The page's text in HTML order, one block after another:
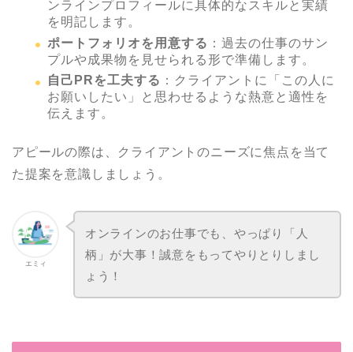
ンラインプロフィールに具体的なスキルと実績
を明記します。
ポートフォリオを用意する ：過去の仕事のサン
プルや成果物を見せられる形で準備します。
自己PRを工夫する ：クライアントに「この人に
お願いしたい」と思わせるような熱意と適性を
伝えます。
アピールの際は、クライアントのニーズに焦点を当て
た提案を意識しましょう。
エミィ
オンラインのお仕事でも、やっぱり「人
柄」が大事！誠意をもってやりとりしまし
ょう！